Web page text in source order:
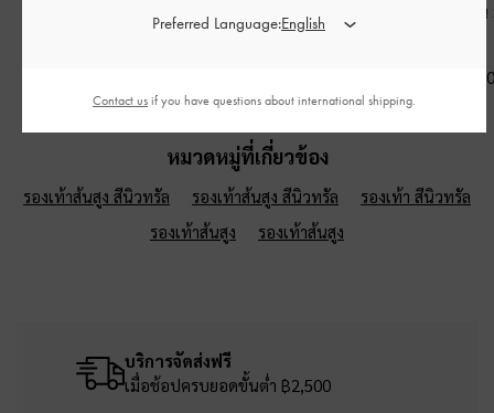
นวาสรุ่น Daylla -สีแทน
ทรงเรขาคณิตรุ่
฿3,190.00
หมวดหมู่ที่เกี่ยวข้อง
รองเท้าส้นสูง สีนิวทรัล รองเท้าส้นสูง สีนิวทรัล
รองเท้า สีนิวทรัล
รองเท้าส้นสูง
รองเท้าส้นสูง
บริการจัดส่งฟรี
เมื่อช้อปครบยอดขั้นต่ำ ฿2,500
Preferred Language:
Contact us if you have questions about international shipping.